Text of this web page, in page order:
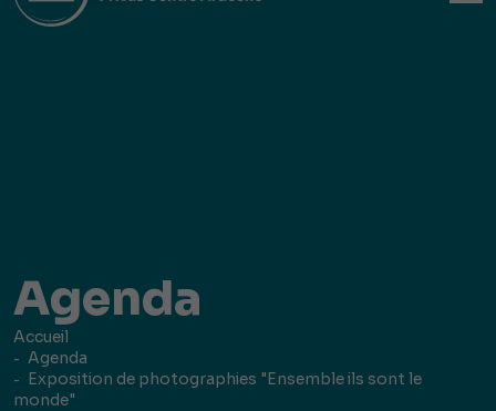
Agenda
Accueil
Agenda
Exposition de photographies "Ensemble ils sont le
monde"